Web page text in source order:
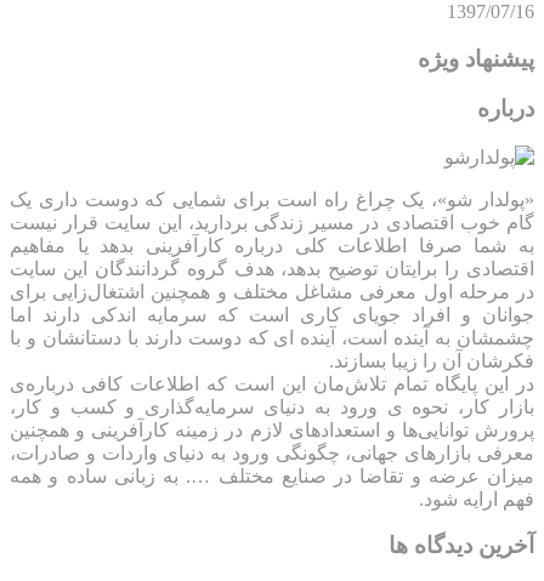
1397/07/16
پیشنهاد ویژه
درباره
«پولدار شو»، یک چراغ راه است برای شمایی که دوست داری یک
گام خوب اقتصادی در مسیر زندگی بردارید، این سایت قرار نیست
به شما صرفا اطلاعات کلی درباره کارآفرینی بدهد یا مفاهیم
اقتصادی را برایتان توضیح بدهد، هدف گروه گردانندگان این سایت
در مرحله اول معرفی مشاغل مختلف و همچنین اشتغال‌زایی برای
جوانان و افراد جویای کاری است که سرمایه اندکی دارند اما
چشمشان به آینده است، آینده ای که دوست دارند با دستانشان و با
فکرشان آن را زیبا بسازند.
در این پایگاه تمام تلاش‌مان این است که ‌اطلاعات کافی درباره‌ی
بازار کار، نحوه ی ورود به دنیای سرمایه‌گذاری و کسب و کار،
پرورش توانایی‌ها و استعدادهای لازم در زمینه کارآفرینی و همچنین
معرفی بازارهای جهانی، چگونگی ورود به دنیای واردات و صادرات،
میزان عرضه و تقاضا در صنایع مختلف …. به زبانی ساده و همه
فهم ارایه شود.
آخرین دیدگاه ها